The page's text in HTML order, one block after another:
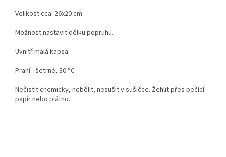
Velikost cca: 26x20 cm
Možnost nastavit délku popruhu.
Uvnitř malá kapsa.
Praní - šetrné, 30 °C
Nečistit chemicky, nebělit, nesušit v sušičce. Žehlit přes pečící
papír nebo plátno.